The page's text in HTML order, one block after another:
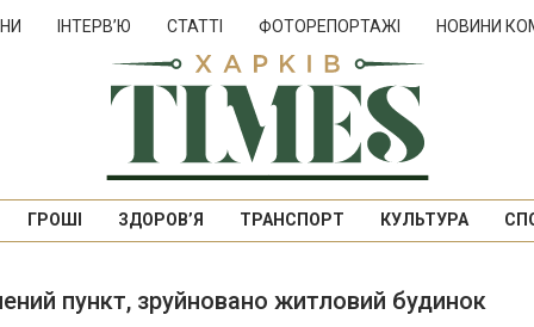
ІНТЕРВ’Ю СТАТТІ ФОТОРЕПОРТАЖІ НОВИНИ
ГРОШІ ЗДОРОВ’Я ТРАНСПОРТ КУЛЬТУРА
пункт, зруйновано житловий будинок